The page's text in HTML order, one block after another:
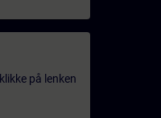
på lenken